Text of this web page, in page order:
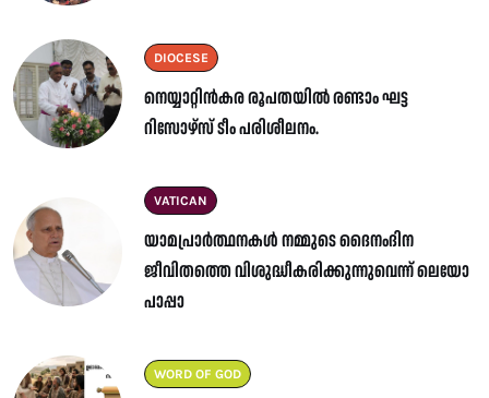
DIOCESE
നെയ്യാറ്റിൻകര രൂപതയിൽ രണ്ടാം ഘട്ട
റിസോഴ്സ് ടീം പരിശീലനം.
VATICAN
യാമപ്രാർത്ഥനകൾ നമ്മുടെ ദൈനംദിന
ജീവിതത്തെ വിശുദ്ധീകരിക്കുന്നുവെന്ന് ലെയോ
പാപ്പാ
WORD OF GOD